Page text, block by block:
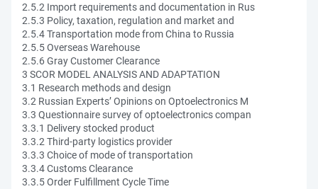
2.5.2 Import requirements and documentation in Rus
2.5.3 Policy, taxation, regulation and market and
2.5.4 Transportation mode from China to Russia
2.5.5 Overseas Warehouse
2.5.6 Gray Customer Clearance
3 SCOR MODEL ANALYSIS AND ADAPTATION
3.1 Research methods and design
3.2 Russian Experts’ Opinions on Optoelectronics M
3.3 Questionnaire survey of optoelectronics compan
3.3.1 Delivery stocked product
3.3.2 Third-party logistics provider
3.3.3 Choice of mode of transportation
3.3.4 Customs Clearance
3.3.5 Order Fulfillment Cycle Time